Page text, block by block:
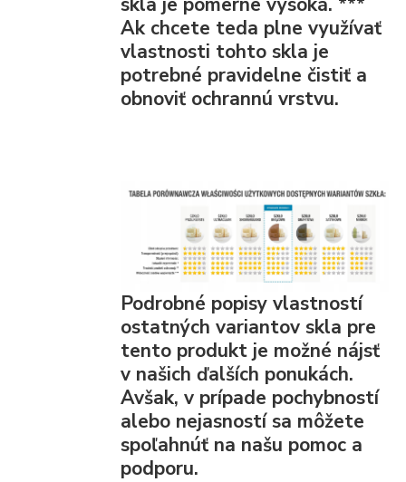
Ak chcete teda plne využívať
vlastnosti tohto skla je
potrebné pravidelne čistiť a
obnoviť ochrannú vrstvu.
Podrobné popisy vlastností
ostatných variantov skla pre
tento produkt je možné nájsť
v našich ďalších ponukách.
Avšak, v prípade pochybností
alebo nejasností sa môžete
spoľahnúť na našu pomoc a
podporu.